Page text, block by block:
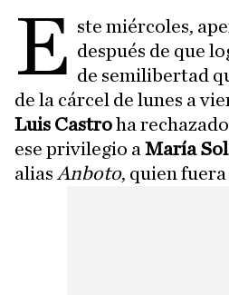
E ste miércoles,
después de que
de semilibertad
de la cárcel de lunes a
Luis Castroha
ese privilegio a María
alias Anboto, quien